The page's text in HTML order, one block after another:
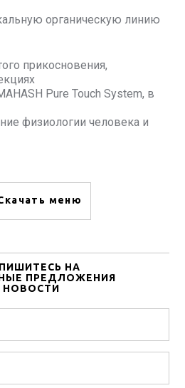
органическую линию
прикосновения,
Pure Touch System, в
физиологии человека и
меню
НА
ПРЕДЛОЖЕНИЯ
НОВОСТИ